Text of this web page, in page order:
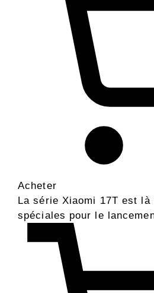
Acheter
La série Xiaomi 17T est
spéciales pour le